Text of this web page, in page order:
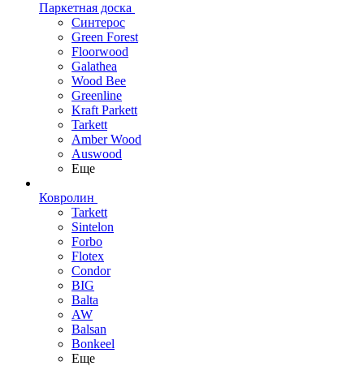
Паркетная доска
Синтерос
Green Forest
Floorwood
Galathea
Wood Bee
Greenline
Kraft Parkett
Tarkett
Amber Wood
Auswood
Еще
Ковролин
Tarkett
Sintelon
Forbo
Flotex
Condor
BIG
Balta
AW
Balsan
Bonkeel
Еще